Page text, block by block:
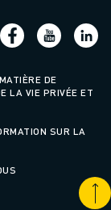
DE
LA VIE PRIVÉE ET
SUR LA